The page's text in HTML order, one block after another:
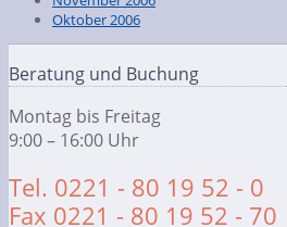
Oktober 2006
Beratung und Buchung
Montag bis Freitag
9:00 – 16:00 Uhr
Tel. 0221 - 80 19 52 - 0
Fax 0221 - 80 19 52 - 70